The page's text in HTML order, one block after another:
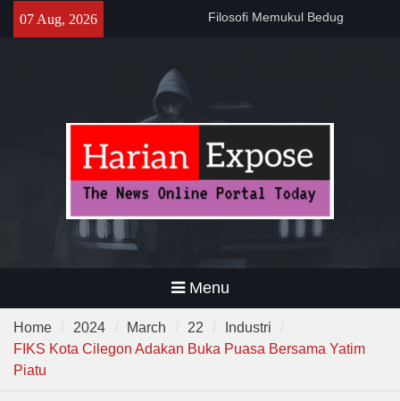
07 Aug, 2026
141 Tahun Stasiun Slawi : “Dari
Narkoba di Sekolah Kebayoran
Tuntas
Menu
Home 2024 March 22
Industri
FIKS Kota Cilegon Adakan Buka Puasa Bersama Yatim
Piatu